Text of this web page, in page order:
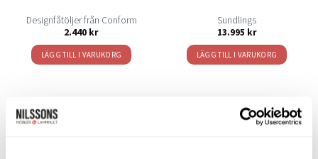
Designfåtöljer från Conform
2.440 kr
LÄGG TILL I VARUKORG
Sundlings
13.995 kr
LÄGG TILL I VARUKORG